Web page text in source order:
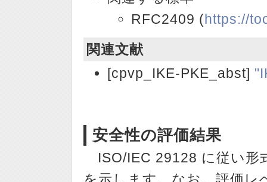
RFC2409 (https://
関連文献
[cpvp_IKE-PKE_abst]
安全性の評価結果
ISO/IEC 29128 に従い形